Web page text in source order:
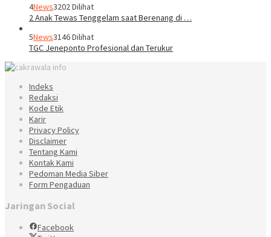
4News3202 Dilihat
2 Anak Tewas Tenggelam saat Berenang di …
5News3146 Dilihat
TGC Jeneponto Profesional dan Terukur
Indeks
Redaksi
Kode Etik
Karir
Privacy Policy
Disclaimer
Tentang Kami
Kontak Kami
Pedoman Media Siber
Form Pengaduan
Jaringan Social
Facebook